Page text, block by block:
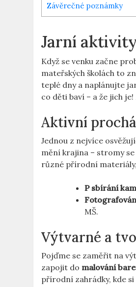
Závěrečné poznámky
Jarní‍
Když se venku začne
mateřských školách to
teplé dny a naplánujte
co děti baví –‍ a že jich
Aktivní
Jednou z nejvíce
mění krajina – stromy
různé přírodní
P ‌sbírání
MŠ.
Výtvarné ⁢a
Pojďme se zaměřit na
zapojit do malování
přírodní zahrádky, kde